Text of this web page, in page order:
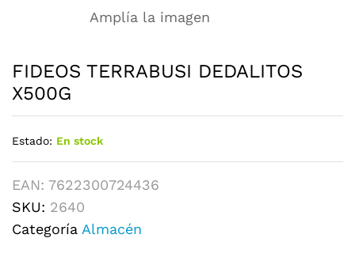
Amplía la imagen
FIDEOS TERRABUSI DEDALITOS
X500G
Estado: En stock
EAN: 7622300724436
SKU: 2640
Categoría Almacén